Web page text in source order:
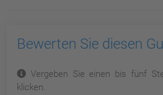
Bewerten Sie diesen
Vergeben Sie einen bis fünf
klicken.